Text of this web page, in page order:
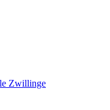
Zwillinge